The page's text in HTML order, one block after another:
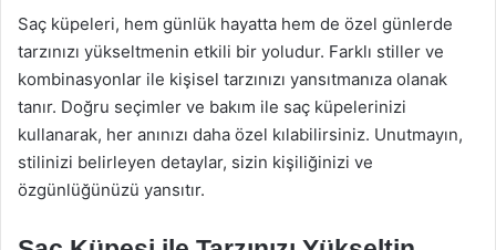
Saç küpeleri, hem günlük hayatta hem de özel günlerde
tarzınızı yükseltmenin etkili bir yoludur. Farklı stiller ve
kombinasyonlar ile kişisel tarzınızı yansıtmanıza olanak
tanır. Doğru seçimler ve bakım ile saç küpelerinizi
kullanarak, her anınızı daha özel kılabilirsiniz. Unutmayın,
stilinizi belirleyen detaylar, sizin kişiliğinizi ve
özgünlüğünüzü yansıtır.